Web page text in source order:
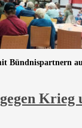
Krieg
Bündnispartnern